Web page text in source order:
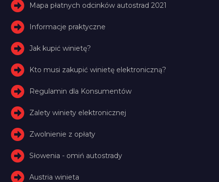
Mapa płatnych odcinków autostrad 2021
Informacje praktyczne
Jak kupić winietę?
Kto musi zakupić winietę elektroniczną?
Regulamin dla Konsumentów
Zalety winiety elektronicznej
Zwolnienie z opłaty
Słowenia - omiń autostrady
Austria winieta